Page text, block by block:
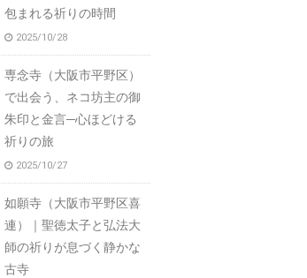
包まれる祈りの時間
2025/10/28
専念寺（大阪市平野区）
で出会う、ネコ坊主の御
朱印と金言─心ほどける
祈りの旅
2025/10/27
如願寺（大阪市平野区喜
連）｜聖徳太子と弘法大
師の祈りが息づく静かな
古寺